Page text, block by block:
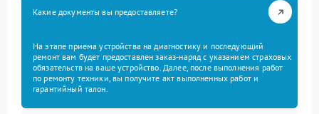
Какие документы вы предоставляете?
На этапе приема устройства на диагностику и последующий
ремонт вам будет предоставлен заказ-наряд с указанием страховых
обязательств на ваше устройство. Далее, после выполнения работ
по ремонту техники, вы получите акт выполненных работ и
гарантийный талон.